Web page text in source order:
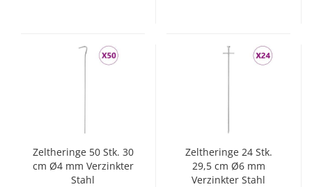
Zeltheringe 50 Stk. 30
cm Ø4 mm Verzinkter
Stahl
Zeltheringe 24 Stk.
29,5 cm Ø6 mm
Verzinkter Stahl